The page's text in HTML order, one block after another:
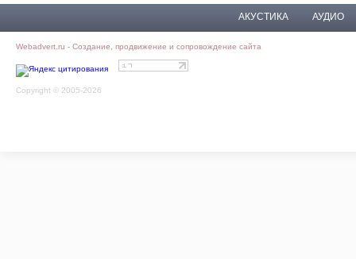
АКУСТИКА АУДИО
Webadvert.ru - Создание, продвижение и сопровождение сайта
Copyright © 2005-2026